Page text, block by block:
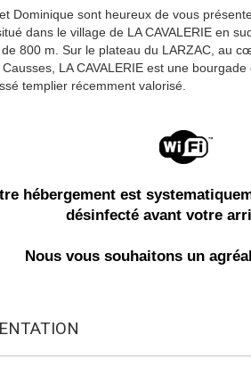
Dominique sont heureux de vous
dans le village de LA CAVALERIE en
800 m. Sur le plateau du LARZAC, au
LA CAVALERIE est une
templier récemment valorisé.
hébergement est
désinfecté avant votre
Nous vous souhaitons un